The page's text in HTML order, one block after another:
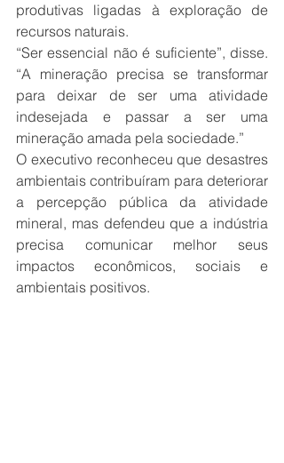
produtivas ligadas à exploração de
recursos naturais.
“Ser essencial não é suficiente”, disse.
“A mineração precisa se transformar
para deixar de ser uma atividade
indesejada e passar a ser uma
mineração amada pela sociedade.”
O executivo reconheceu que desastres
ambientais contribuíram para deteriorar
a percepção pública da atividade
mineral, mas defendeu que a indústria
precisa comunicar melhor seus
impactos econômicos, sociais e
ambientais positivos.